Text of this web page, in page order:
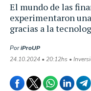
El mundo de las
experimentaron
gracias a la
PoriProUP
24.10.2024 • 20:12hs •